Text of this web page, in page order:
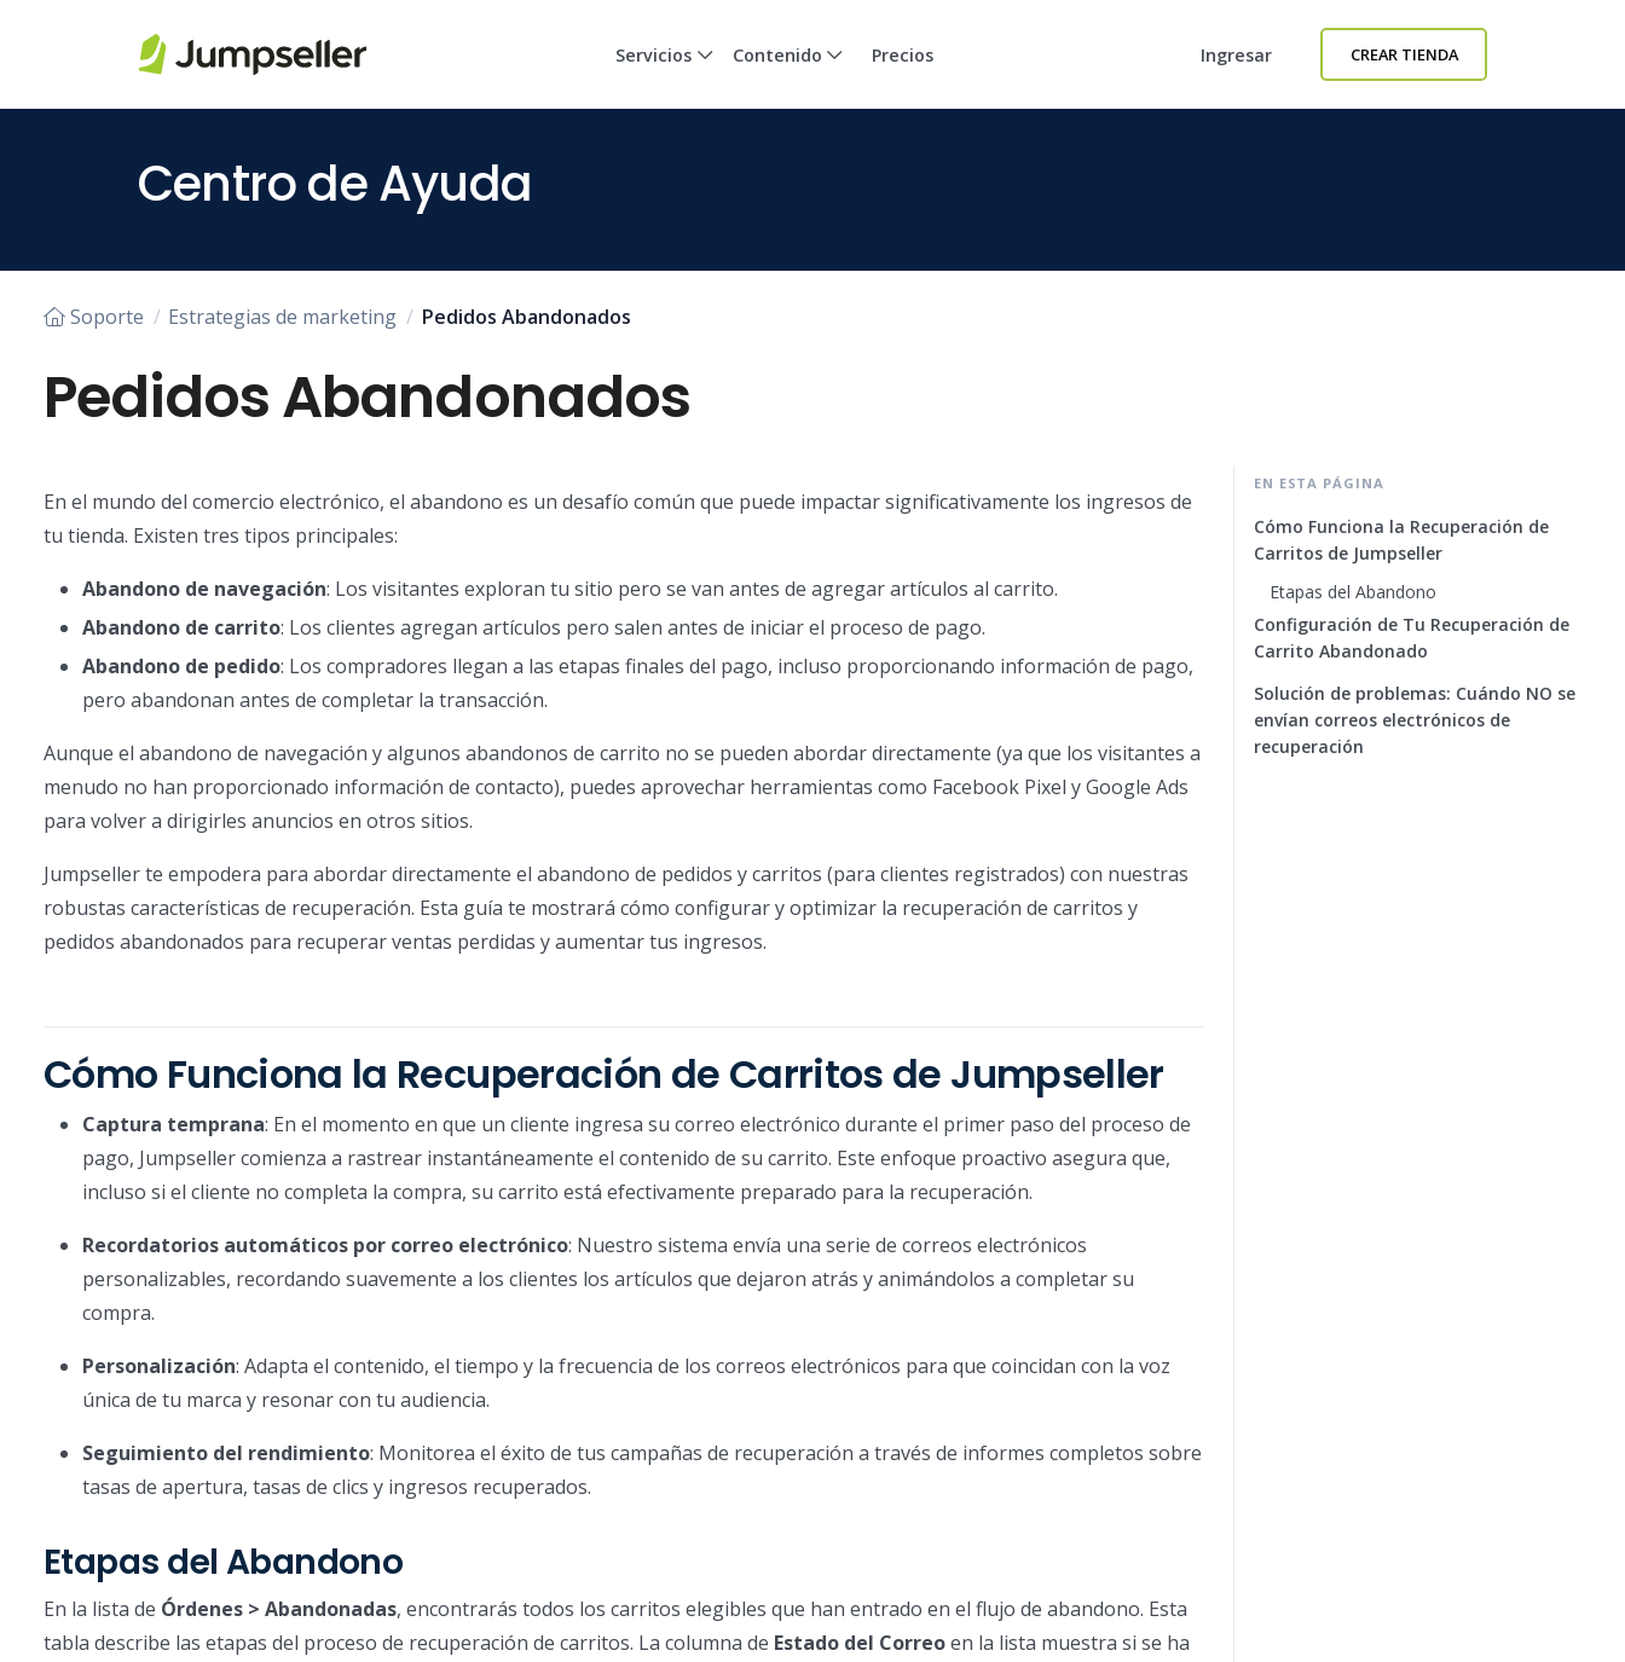
Saltar al contenido principal
Servicios Contenido Precios Ingresar CREAR TIENDA
Centro de Ayuda
Soporte Estrategias de marketing Pedidos Abandonados
Pedidos Abandonados
En el mundo del comercio electrónico, el abandono es un desafío común que puede impactar significativamente los ingresos de
tu tienda. Existen tres tipos principales:
Abandono de navegación: Los visitantes exploran tu sitio pero se van antes de agregar artículos al carrito.
Abandono de carrito: Los clientes agregan artículos pero salen antes de iniciar el proceso de pago.
Abandono de pedido: Los compradores llegan a las etapas finales del pago, incluso proporcionando información de pago,
pero abandonan antes de completar la transacción.
Aunque el abandono de navegación y algunos abandonos de carrito no se pueden abordar directamente (ya que los visitantes a
menudo no han proporcionado información de contacto), puedes aprovechar herramientas como Facebook Pixel y Google Ads
para volver a dirigirles anuncios en otros sitios.
Jumpseller te empodera para abordar directamente el abandono de pedidos y carritos (para clientes registrados) con nuestras
robustas características de recuperación. Esta guía te mostrará cómo configurar y optimizar la recuperación de carritos y
pedidos abandonados para recuperar ventas perdidas y aumentar tus ingresos.
Cómo Funciona la Recuperación de Carritos de Jumpseller
Captura temprana: En el momento en que un cliente ingresa su correo electrónico durante el primer paso del proceso de
pago, Jumpseller comienza a rastrear instantáneamente el contenido de su carrito. Este enfoque proactivo asegura que,
incluso si el cliente no completa la compra, su carrito está efectivamente preparado para la recuperación.
Recordatorios automáticos por correo electrónico: Nuestro sistema envía una serie de correos electrónicos
personalizables, recordando suavemente a los clientes los artículos que dejaron atrás y animándolos a completar su
compra.
Personalización: Adapta el contenido, el tiempo y la frecuencia de los correos electrónicos para que coincidan con la voz
única de tu marca y resonar con tu audiencia.
Seguimiento del rendimiento: Monitorea el éxito de tus campañas de recuperación a través de informes completos sobre
tasas de apertura, tasas de clics y ingresos recuperados.
Etapas del Abandono
En la lista de Órdenes > Abandonadas, encontrarás todos los carritos elegibles que han entrado en el flujo de abandono. Esta
tabla describe las etapas del proceso de recuperación de carritos. La columna de Estado del Correoen la lista muestra si se ha
EN ESTA PÁGINA
Cómo Funciona la Recuperación de
Carritos de Jumpseller
Etapas del Abandono
Configuración de Tu Recuperación de
Carrito Abandonado
Solución de problemas: Cuándo NO se
envían correos electrónicos de
recuperación